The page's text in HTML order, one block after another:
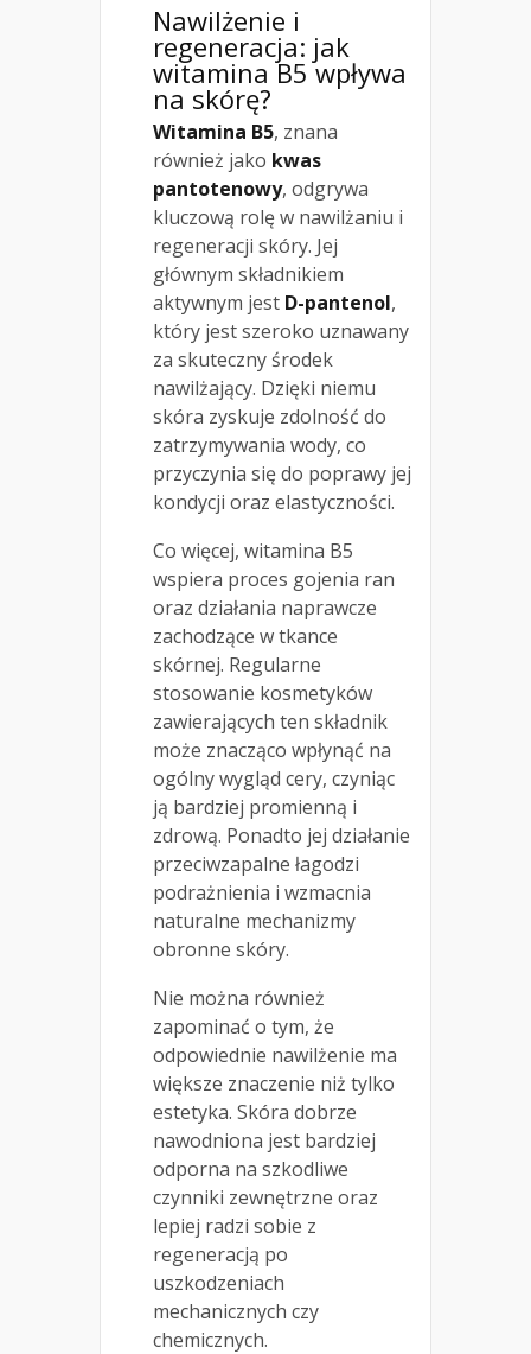
Nawilżenie i
regeneracja: jak
witamina B5 wpływa
na skórę?
Witamina B5, znana
również jako kwas
pantotenowy, odgrywa
kluczową rolę w nawilżaniu i
regeneracji skóry. Jej
głównym składnikiem
aktywnym jest D-pantenol,
który jest szeroko uznawany
za skuteczny środek
nawilżający. Dzięki niemu
skóra zyskuje zdolność do
zatrzymywania wody, co
przyczynia się do poprawy jej
kondycji oraz elastyczności.
Co więcej, witamina B5
wspiera proces gojenia ran
oraz działania naprawcze
zachodzące w tkance
skórnej. Regularne
stosowanie kosmetyków
zawierających ten składnik
może znacząco wpłynąć na
ogólny wygląd cery, czyniąc
ją bardziej promienną i
zdrową. Ponadto jej działanie
przeciwzapalne łagodzi
podrażnienia i wzmacnia
naturalne mechanizmy
obronne skóry.
Nie można również
zapominać o tym, że
odpowiednie nawilżenie ma
większe znaczenie niż tylko
estetyka. Skóra dobrze
nawodniona jest bardziej
odporna na szkodliwe
czynniki zewnętrzne oraz
lepiej radzi sobie z
regeneracją po
uszkodzeniach
mechanicznych czy
chemicznych.